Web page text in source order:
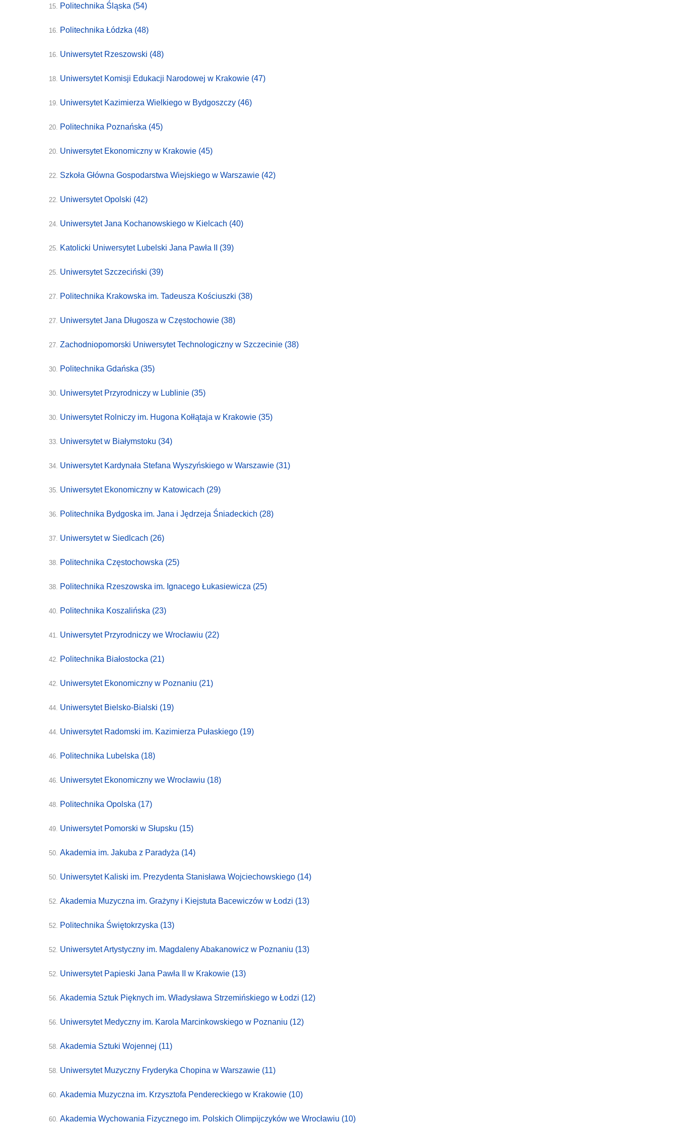
15. Politechnika Śląska (54)
16. Politechnika Łódzka (48)
16. Uniwersytet Rzeszowski (48)
18. Uniwersytet Komisji Edukacji Narodowej w Krakowie (47)
19. Uniwersytet Kazimierza Wielkiego w Bydgoszczy (46)
20. Politechnika Poznańska (45)
20. Uniwersytet Ekonomiczny w Krakowie (45)
22. Szkoła Główna Gospodarstwa Wiejskiego w Warszawie (42)
22. Uniwersytet Opolski (42)
24. Uniwersytet Jana Kochanowskiego w Kielcach (40)
25. Katolicki Uniwersytet Lubelski Jana Pawła II (39)
25. Uniwersytet Szczeciński (39)
27. Politechnika Krakowska im. Tadeusza Kościuszki (38)
27. Uniwersytet Jana Długosza w Częstochowie (38)
27. Zachodniopomorski Uniwersytet Technologiczny w Szczecinie (38)
30. Politechnika Gdańska (35)
30. Uniwersytet Przyrodniczy w Lublinie (35)
30. Uniwersytet Rolniczy im. Hugona Kołłątaja w Krakowie (35)
33. Uniwersytet w Białymstoku (34)
34. Uniwersytet Kardynała Stefana Wyszyńskiego w Warszawie (31)
35. Uniwersytet Ekonomiczny w Katowicach (29)
36. Politechnika Bydgoska im. Jana i Jędrzeja Śniadeckich (28)
37. Uniwersytet w Siedlcach (26)
38. Politechnika Częstochowska (25)
38. Politechnika Rzeszowska im. Ignacego Łukasiewicza (25)
40. Politechnika Koszalińska (23)
41. Uniwersytet Przyrodniczy we Wrocławiu (22)
42. Politechnika Białostocka (21)
42. Uniwersytet Ekonomiczny w Poznaniu (21)
44. Uniwersytet Bielsko-Bialski (19)
44. Uniwersytet Radomski im. Kazimierza Pułaskiego (19)
46. Politechnika Lubelska (18)
46. Uniwersytet Ekonomiczny we Wrocławiu (18)
48. Politechnika Opolska (17)
49. Uniwersytet Pomorski w Słupsku (15)
50. Akademia im. Jakuba z Paradyża (14)
50. Uniwersytet Kaliski im. Prezydenta Stanisława Wojciechowskiego (14)
52. Akademia Muzyczna im. Grażyny i Kiejstuta Bacewiczów w Łodzi (13)
52. Politechnika Świętokrzyska (13)
52. Uniwersytet Artystyczny im. Magdaleny Abakanowicz w Poznaniu (13)
52. Uniwersytet Papieski Jana Pawła II w Krakowie (13)
56. Akademia Sztuk Pięknych im. Władysława Strzemińskiego w Łodzi (12)
56. Uniwersytet Medyczny im. Karola Marcinkowskiego w Poznaniu (12)
58. Akademia Sztuki Wojennej (11)
58. Uniwersytet Muzyczny Fryderyka Chopina w Warszawie (11)
60. Akademia Muzyczna im. Krzysztofa Pendereckiego w Krakowie (10)
60. Akademia Wychowania Fizycznego im. Polskich Olimpijczyków we Wrocławiu (10)